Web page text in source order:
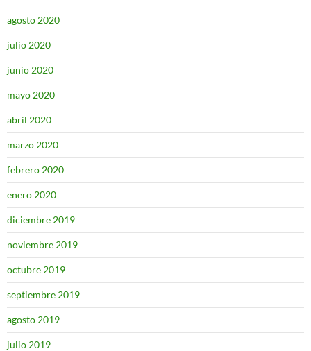
agosto 2020
julio 2020
junio 2020
mayo 2020
abril 2020
marzo 2020
febrero 2020
enero 2020
diciembre 2019
noviembre 2019
octubre 2019
septiembre 2019
agosto 2019
julio 2019